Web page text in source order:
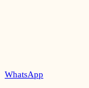
WhatsApp